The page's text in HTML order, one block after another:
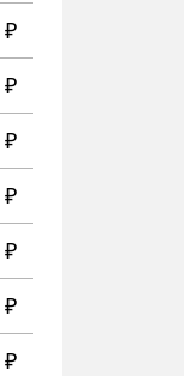
₽
₽
₽
₽
₽
₽
₽